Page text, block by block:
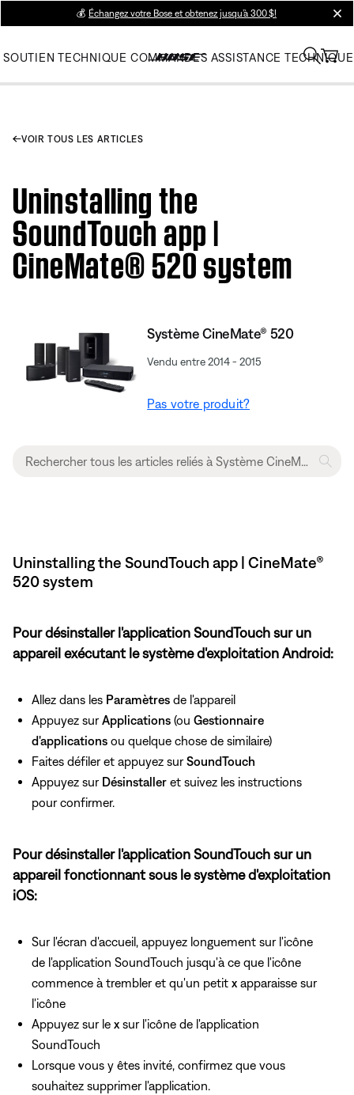
💰 Échangez votre Bose et obtenez jusqu’à 300 $!
SOUTIEN TECHNIQUE COMMANDES ASSISTANCE TECHNIQUE
VOIR TOUS LES ARTICLES
Uninstalling the
SoundTouch app |
CineMate® 520 system
Système CineMate® 520
Vendu entre 2014 - 2015
Pas votre produit?
Uninstalling the SoundTouch app | CineMate®
520 system
Pour désinstaller l'application SoundTouch sur un
appareil exécutant le système d'exploitation Android:
Allez dans les Paramètres de l'appareil
Appuyez surApplications (ou Gestionnaire
d'applications ou quelque chose de similaire)
Faites défiler et appuyez surSoundTouch
Appuyez sur Désinstaller et suivez les instructions
pour confirmer.
Pour désinstaller l'application SoundTouch sur un
appareil fonctionnant sous le système d'exploitation
iOS:
Sur l'écran d'accueil, appuyez longuement sur l'icône
de l'application SoundTouch jusqu'à ce que l'icône
commence à trembler et qu'un petit x apparaisse sur
l'icône
Appuyez sur le x sur l'icône de l'application
SoundTouch
Lorsque vous y êtes invité, confirmez que vous
souhaitez supprimer l'application.